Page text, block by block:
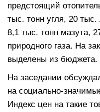
предстоящий
тыс. тонн угля, 20 тыс.
8,1 тыс. тонн мазута,
природного газа. На
выделены из бюджета.
На заседании
на социально-
Индекс цен на такие